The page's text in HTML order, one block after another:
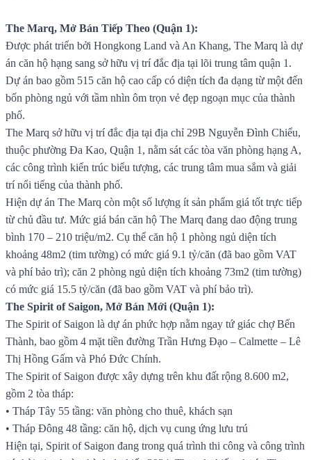
The Marq, Mở Bán Tiếp Theo (Quận 1):
Được phát triển bởi Hongkong Land và An Khang, The Marq là dự
án căn hộ hạng sang sở hữu vị trí đắc địa tại lõi trung tâm quận 1.
Dự án bao gồm 515 căn hộ cao cấp có diện tích đa dạng từ một đến
bốn phòng ngủ với tầm nhìn ôm trọn vẻ đẹp ngoạn mục của thành
phố.
The Marq sở hữu vị trí đắc địa tại địa chỉ 29B Nguyễn Đình Chiểu,
thuộc phường Đa Kao, Quận 1, nằm sát các tòa văn phòng hạng A,
các công trình kiến trúc biểu tượng, các trung tâm mua sắm và giải
trí nổi tiếng của thành phố.
Hiện dự án The Marq còn một số lượng ít sản phẩm giá tốt trực tiếp
từ chủ đầu tư. Mức giá bán căn hộ The Marq đang dao động trung
bình 170 – 210 triệu/m2. Cụ thể căn hộ 1 phòng ngủ diện tích
khoảng 48m2 (tim tường) có mức giá 9.1 tỷ/căn (đã bao gồm VAT
và phí bảo trì); căn 2 phòng ngủ diện tích khoảng 73m2 (tim tường)
có mức giá 15.5 tỷ/căn (đã bao gồm VAT và phí bảo trì).
The Spirit of Saigon, Mở Bán Mới (Quận 1):
The Spirit of Saigon là dự án phức hợp nằm ngay tứ giác chợ Bến
Thành, bao gồm 4 mặt tiền đường Trần Hưng Đạo – Calmette – Lê
Thị Hồng Gấm và Phó Đức Chính.
The Spirit of Saigon được xây dựng trên khu đất rộng 8.600 m2,
gồm 2 tòa tháp:
• Tháp Tây 55 tầng: văn phòng cho thuê, khách sạn
• Tháp Đông 48 tầng: căn hộ, dịch vụ cung ứng lưu trú
Hiện tại, Spirit of Saigon đang trong quá trình thi công và công trình